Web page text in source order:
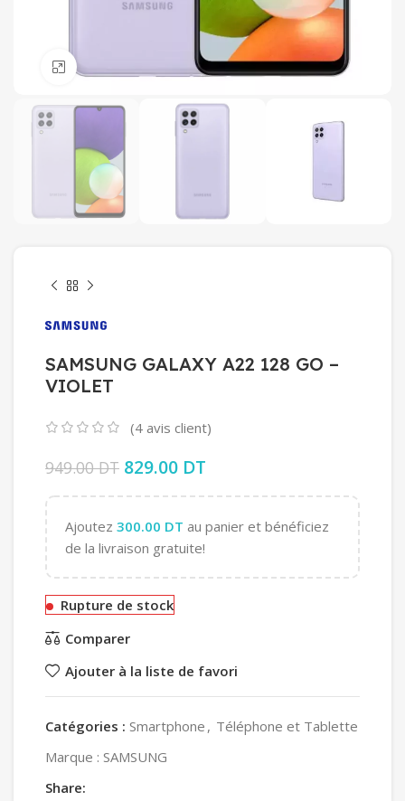
Click to enlarge
SAMSUNG GALAXY A22 128 GO –
VIOLET
(4 avis client)
949.00DT Le prix initial était : 949.00 DT.
829.00 DT
Ajoutez 300.00 DT au panier et bénéficiez
de la livraison gratuite!
Rupture de stock
Comparer
Ajouter à la liste de favori
Catégories : Smartphone , Téléphone et Tablette
Marque : SAMSUNG
Share: